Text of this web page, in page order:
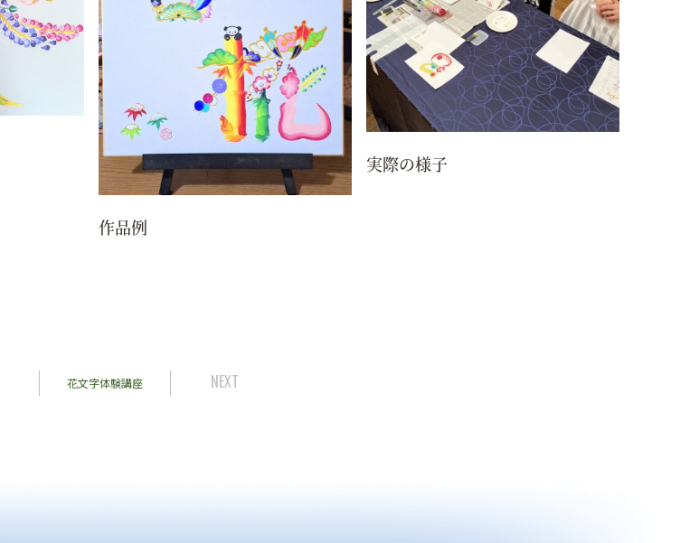
作品例
実際の様子
花文字体験講座 NEXT